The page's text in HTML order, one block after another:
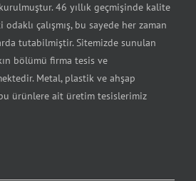
46 yıllık geçmişinde kalite
çalışmış, bu sayede her zaman
tutabilmiştir. Sitemizde sunulan
bölümü firma tesis ve
Metal, plastik ve ahşap
ürünlere ait üretim tesislerimiz